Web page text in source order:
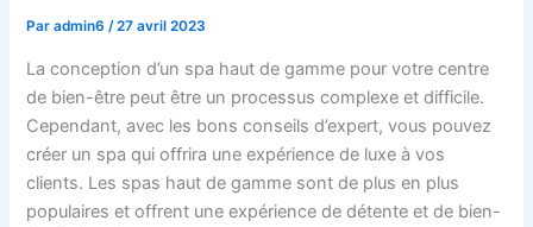
Paradmin6/27 avril 2023
La conception d’un spa haut de gamme pour votre centre
de bien-être peut être un processus complexe et difficile.
Cependant, avec les bons conseils d’expert, vous pouvez
créer un spa qui offrira une expérience de luxe à vos
clients. Les spas haut de gamme sont de plus en plus
populaires et offrent une expérience de détente et de bien-